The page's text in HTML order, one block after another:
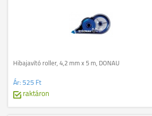
Hibajavító roller, 4,2 mm x 5 m, DONAU
Ár: 525 Ft
raktáron